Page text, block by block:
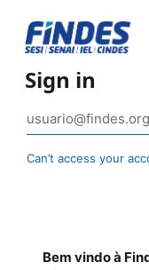
Sign in
Can’t access your
Bem vindo à